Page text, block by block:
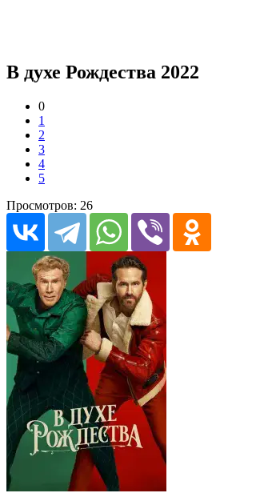
В духе Рождества 2022
0
1
2
3
4
5
Просмотров: 26